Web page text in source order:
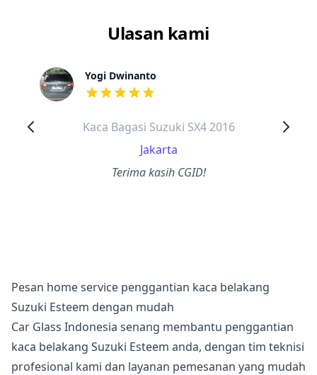
Ulasan kami
Yogi Dwinanto
dari ulasan adalah bintang lima
Kaca Bagasi Suzuki SX4 2016
Jakarta
Terima kasih CGID!
Pesan home service penggantian kaca belakang
Suzuki Esteem dengan mudah
Car Glass Indonesia senang membantu penggantian
kaca belakang Suzuki Esteem anda, dengan tim teknisi
profesional kami dan layanan pemesanan yang mudah